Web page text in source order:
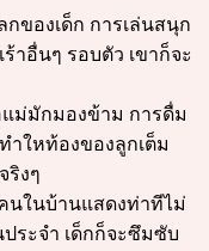
กของเด็ก การเล่นสนุก
าอื่นๆ รอบตัว เขาก็จะ
ม่มักมองข้าม การดื่ม
ใหท้องของลูกเต็ม
ริงๆ
นในบ้านแสดงท่าทีไม่
ระจำ เด็กก็จะซึมซับ